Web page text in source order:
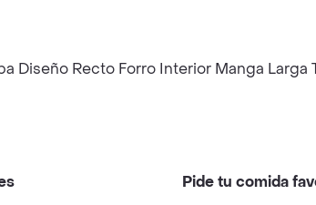
Diseño Recto Forro Interior Manga Larga
Pide tu comida